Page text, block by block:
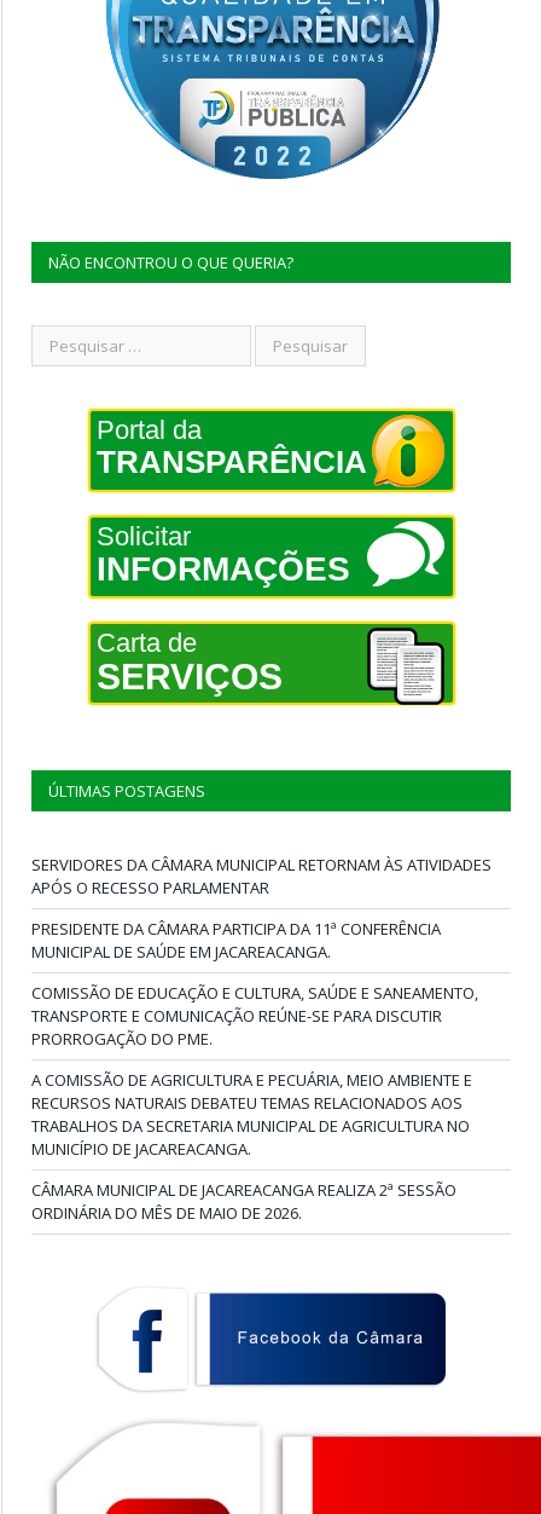
NÃO ENCONTROU O QUE QUERIA?
Portal da
TRANSPARÊNCIA
Solicitar
INFORMAÇÕES
Carta de
SERVIÇOS
ÚLTIMAS POSTAGENS
SERVIDORES DA CÂMARA MUNICIPAL RETORNAM ÀS ATIVIDADES
APÓS O RECESSO PARLAMENTAR
PRESIDENTE DA CÂMARA PARTICIPA DA 11ª CONFERÊNCIA
MUNICIPAL DE SAÚDE EM JACAREACANGA.
COMISSÃO DE EDUCAÇÃO E CULTURA, SAÚDE E SANEAMENTO,
TRANSPORTE E COMUNICAÇÃO REÚNE-SE PARA DISCUTIR
PRORROGAÇÃO DO PME.
A COMISSÃO DE AGRICULTURA E PECUÁRIA, MEIO AMBIENTE E
RECURSOS NATURAIS DEBATEU TEMAS RELACIONADOS AOS
TRABALHOS DA SECRETARIA MUNICIPAL DE AGRICULTURA NO
MUNICÍPIO DE JACAREACANGA.
CÂMARA MUNICIPAL DE JACAREACANGA REALIZA 2ª SESSÃO
ORDINÁRIA DO MÊS DE MAIO DE 2026.